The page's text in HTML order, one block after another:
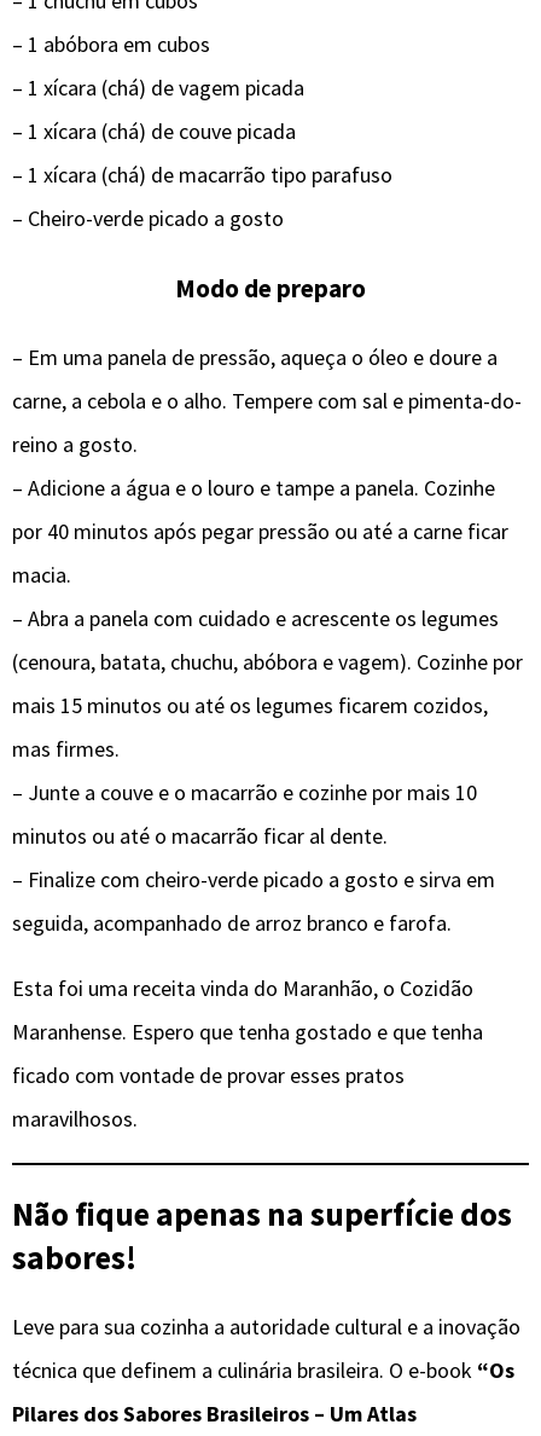
– 1 abóbora em cubos
– 1 xícara (chá) de vagem picada
– 1 xícara (chá) de couve picada
– 1 xícara (chá) de macarrão tipo parafuso
– Cheiro-verde picado a gosto
Modo de preparo
– Em uma panela de pressão, aqueça o óleo e doure a
carne, a cebola e o alho. Tempere com sal e pimenta-do-
reino a gosto.
– Adicione a água e o louro e tampe a panela. Cozinhe
por 40 minutos após pegar pressão ou até a carne ficar
macia.
– Abra a panela com cuidado e acrescente os legumes
(cenoura, batata, chuchu, abóbora e vagem). Cozinhe por
mais 15 minutos ou até os legumes ficarem cozidos,
mas firmes.
– Junte a couve e o macarrão e cozinhe por mais 10
minutos ou até o macarrão ficar al dente.
– Finalize com cheiro-verde picado a gosto e sirva em
seguida, acompanhado de arroz branco e farofa.
Esta foi uma receita vinda do Maranhão, o Cozidão
Maranhense. Espero que tenha gostado e que tenha
ficado com vontade de provar esses pratos
maravilhosos.
Não fique apenas na superfície dos
sabores!
Leve para sua cozinha a autoridade cultural e a inovação
técnica que definem a culinária brasileira. O e-book “Os
Pilares dos Sabores Brasileiros – Um Atlas